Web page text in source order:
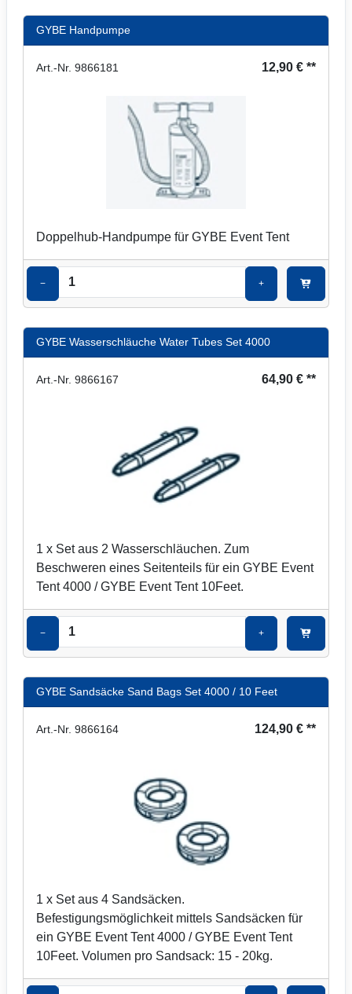
GYBE Handpumpe
Art.-Nr. 9866181 12,90 € **
Doppelhub-Handpumpe für GYBE Event Tent
− +
GYBE Wasserschläuche Water Tubes Set 4000
Art.-Nr. 9866167 64,90 € **
1 x Set aus 2 Wasserschläuchen. Zum
Beschweren eines Seitenteils für ein GYBE Event
Tent 4000 / GYBE Event Tent 10Feet.
− +
GYBE Sandsäcke Sand Bags Set 4000 / 10 Feet
Art.-Nr. 9866164 124,90 € **
1 x Set aus 4 Sandsäcken.
Befestigungsmöglichkeit mittels Sandsäcken für
ein GYBE Event Tent 4000 / GYBE Event Tent
10Feet. Volumen pro Sandsack: 15 - 20kg.